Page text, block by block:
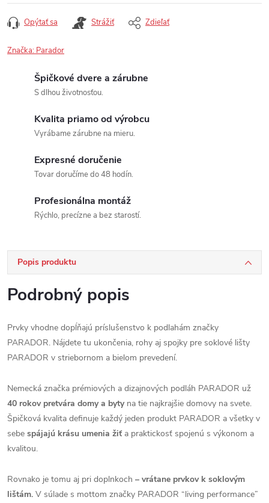
Opýtať sa Strážiť Zdieľať
Značka: Parador
Špičkové dvere a zárubne
S dlhou životnosťou.
Kvalita priamo od výrobcu
Vyrábame zárubne na mieru.
Expresné doručenie
Tovar doručíme do 48 hodín.
Profesionálna montáž
Rýchlo, precízne a bez starostí.
Popis produktu
Podrobný popis
Prvky vhodne dopĺňajú príslušenstvo k podlahám značky
PARADOR. Nájdete tu ukončenia, rohy aj spojky pre soklové lišty
PARADOR v striebornom a bielom prevedení.
Nemecká značka prémiových a dizajnových podláh PARADOR už
40 rokov pretvára domy a byty na tie najkrajšie domovy na svete.
Špičková kvalita definuje každý jeden produkt PARADOR a všetky v
sebe spájajú krásu umenia žiť a praktickosť spojenú s výkonom a
kvalitou.
Rovnako je tomu aj pri doplnkoch – vrátane prvkov k soklovým
lištám. V súlade s mottom značky PARADOR “living performance”